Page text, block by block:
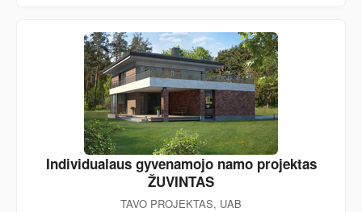
Individualaus gyvenamojo namo projektas
ŽUVINTAS
TAVO PROJEKTAS, UAB